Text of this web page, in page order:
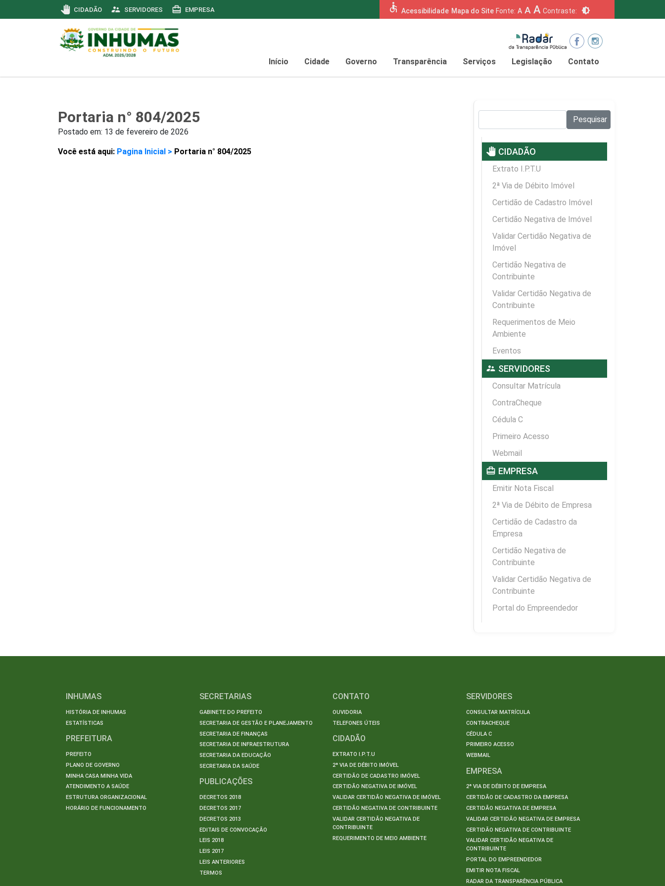
pan_tool CIDADÃO supervisor_account SERVIDORES card_travel EMPRESA accessible Acessibilidade Mapa do Site Fonte: A A A Contraste: brightness_6
Início Cidade Governo Transparência Serviços Legislação Contato
Portaria n° 804/2025
Postado em: 13 de fevereiro de 2026
Você está aqui: Pagina Inicial > Portaria n° 804/2025
Pesquisar
pan_tool CIDADÃO
Extrato I.P.T.U
2ª Via de Débito Imóvel
Certidão de Cadastro Imóvel
Certidão Negativa de Imóvel
Validar Certidão Negativa de
Imóvel
Certidão Negativa de
Contribuinte
Validar Certidão Negativa de
Contribuinte
Requerimentos de Meio
Ambiente
Eventos
supervisor_account SERVIDORES
Consultar Matrícula
ContraCheque
Cédula C
Primeiro Acesso
Webmail
card_travel EMPRESA
Emitir Nota Fiscal
2ª Via de Débito de Empresa
Certidão de Cadastro da
Empresa
Certidão Negativa de
Contribuinte
Validar Certidão Negativa de
Contribuinte
Portal do Empreendedor
INHUMAS
HISTÓRIA DE INHUMAS
ESTATÍSTICAS
PREFEITURA
PREFEITO
PLANO DE GOVERNO
MINHA CASA MINHA VIDA
ATENDIMENTO A SAÚDE
ESTRUTURA ORGANIZACIONAL
HORÁRIO DE FUNCIONAMENTO
SECRETARIAS
GABINETE DO PREFEITO
SECRETARIA DE GESTÃO E PLANEJAMENTO
SECRETARIA DE FINANÇAS
SECRETARIA DE INFRAESTRUTURA
SECRETARIA DA EDUCAÇÃO
SECRETARIA DA SAÚDE
PUBLICAÇÕES
DECRETOS 2018
DECRETOS 2017
DECRETOS 2013
EDITAIS DE CONVOCAÇÃO
LEIS 2018
LEIS 2017
LEIS ANTERIORES
TERMOS
CONTATO
OUVIDORIA
TELEFONES ÚTEIS
CIDADÃO
EXTRATO I.P.T.U
2ª VIA DE DÉBITO IMÓVEL
CERTIDÃO DE CADASTRO IMÓVEL
CERTIDÃO NEGATIVA DE IMÓVEL
VALIDAR CERTIDÃO NEGATIVA DE IMÓVEL
CERTIDÃO NEGATIVA DE CONTRIBUINTE
VALIDAR CERTIDÃO NEGATIVA DE
CONTRIBUINTE
REQUERIMENTO DE MEIO AMBIENTE
SERVIDORES
CONSULTAR MATRÍCULA
CONTRACHEQUE
CÉDULA C
PRIMEIRO ACESSO
WEBMAIL
EMPRESA
2ª VIA DE DÉBITO DE EMPRESA
CERTIDÃO DE CADASTRO DA EMPRESA
CERTIDÃO NEGATIVA DE EMPRESA
VALIDAR CERTIDÃO NEGATIVA DE EMPRESA
CERTIDÃO NEGATIVA DE CONTRIBUINTE
VALIDAR CERTIDÃO NEGATIVA DE
CONTRIBUINTE
PORTAL DO EMPREENDEDOR
EMITIR NOTA FISCAL
RADAR DA TRANSPARÊNCIA PÚBLICA